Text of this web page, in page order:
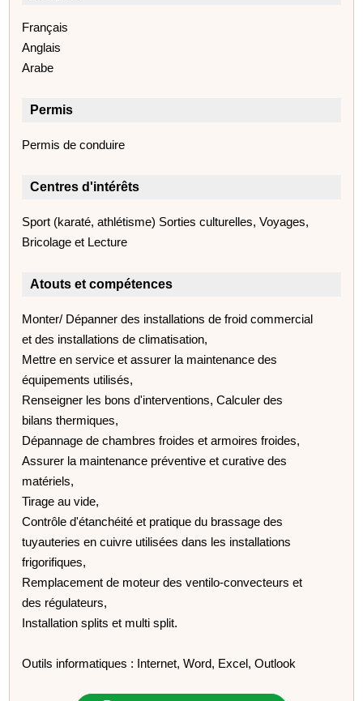
Français
Anglais
Arabe
Permis
Permis de conduire
Centres d'intérêts
Sport (karaté, athlétisme) Sorties culturelles, Voyages,
Bricolage et Lecture
Atouts et compétences
Monter/ Dépanner des installations de froid commercial
et des installations de climatisation,
Mettre en service et assurer la maintenance des
équipements utilisés,
Renseigner les bons d'interventions, Calculer des
bilans thermiques,
Dépannage de chambres froides et armoires froides,
Assurer la maintenance préventive et curative des
matériels,
Tirage au vide,
Contrôle d'étanchéité et pratique du brassage des
tuyauteries en cuivre utilisées dans les installations
frigorifiques,
Remplacement de moteur des ventilo-convecteurs et
des régulateurs,
Installation splits et multi split.
Outils informatiques : Internet, Word, Excel, Outlook